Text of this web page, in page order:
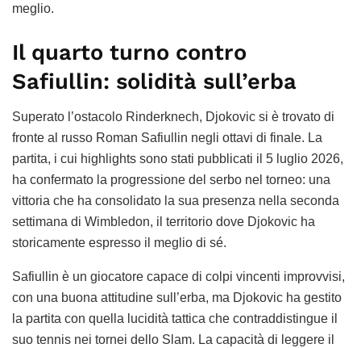
meglio.
Il quarto turno contro
Safiullin: solidità sull’erba
Superato l’ostacolo Rinderknech, Djokovic si è trovato di
fronte al russo Roman Safiullin negli ottavi di finale. La
partita, i cui highlights sono stati pubblicati il 5 luglio 2026,
ha confermato la progressione del serbo nel torneo: una
vittoria che ha consolidato la sua presenza nella seconda
settimana di Wimbledon, il territorio dove Djokovic ha
storicamente espresso il meglio di sé.
Safiullin è un giocatore capace di colpi vincenti improvvisi,
con una buona attitudine sull’erba, ma Djokovic ha gestito
la partita con quella lucidità tattica che contraddistingue il
suo tennis nei tornei dello Slam. La capacità di leggere il